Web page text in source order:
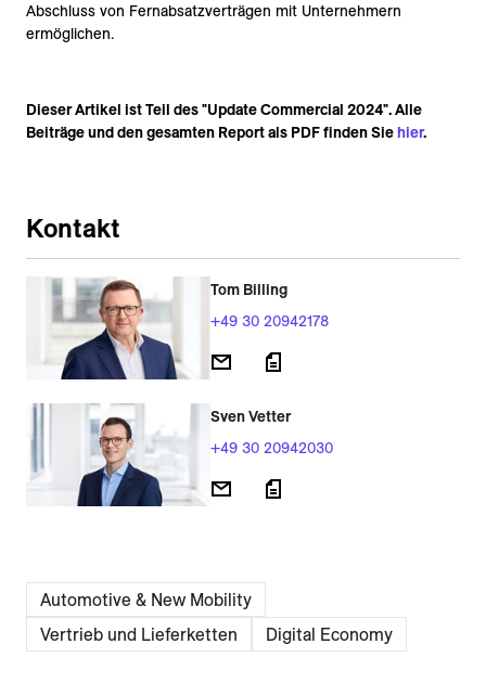
Abschluss von Fernabsatzverträgen mit Unternehmern
ermöglichen.
Dieser Artikel ist Teil des "Update Commercial 2024". Alle
Beiträge und den gesamten Report als PDF finden Sie hier.
Kontakt
Tom Billing
+49 30 20942178
Sven Vetter
+49 30 20942030
Automotive & New Mobility
Vertrieb und Lieferketten
Digital Economy